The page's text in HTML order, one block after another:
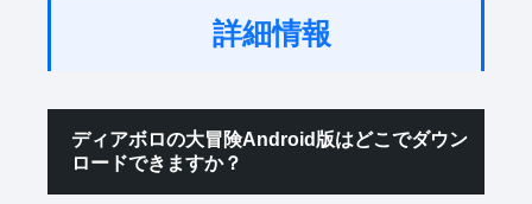
詳細情報
ディアボロの大冒険Android版はどこでダウン
ロードできますか？